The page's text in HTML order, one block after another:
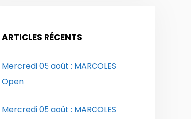
ARTICLES RÉCENTS
Mercredi 05 août : MARCOLES
Open
Mercredi 05 août : MARCOLES